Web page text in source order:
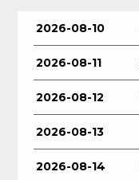
2026-08-10
2026-08-11
2026-08-12
2026-08-13
2026-08-14